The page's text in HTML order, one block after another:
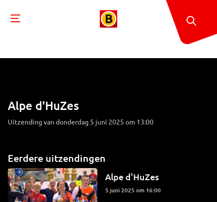
Alpe d'HuZes
Uitzending van donderdag 5 juni 2025 om 13:00
Eerdere uitzendingen
Alpe d'HuZes
5 juni 2025 om 16:00